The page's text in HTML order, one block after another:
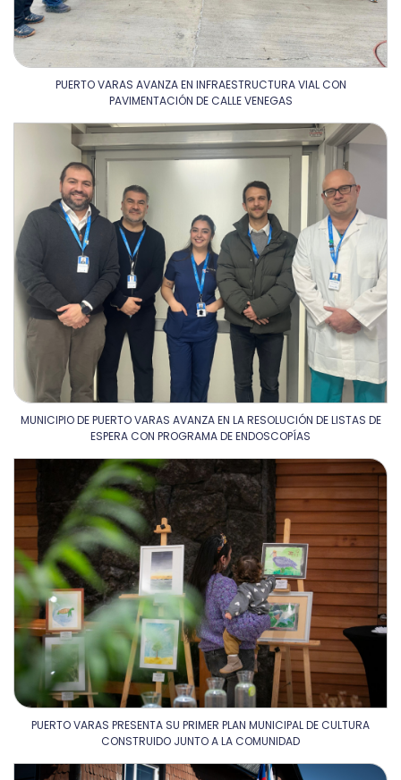
PUERTO VARAS AVANZA EN INFRAESTRUCTURA VIAL CON
PAVIMENTACIÓN DE CALLE VENEGAS
MUNICIPIO DE PUERTO VARAS AVANZA EN LA RESOLUCIÓN DE LISTAS DE
ESPERA CON PROGRAMA DE ENDOSCOPÍAS
PUERTO VARAS PRESENTA SU PRIMER PLAN MUNICIPAL DE CULTURA
CONSTRUIDO JUNTO A LA COMUNIDAD